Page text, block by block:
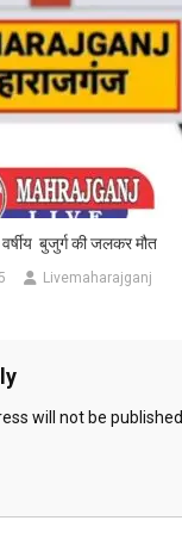
बुजुर्ग की जलकर मौत
Livemaharajganj
will not be published.